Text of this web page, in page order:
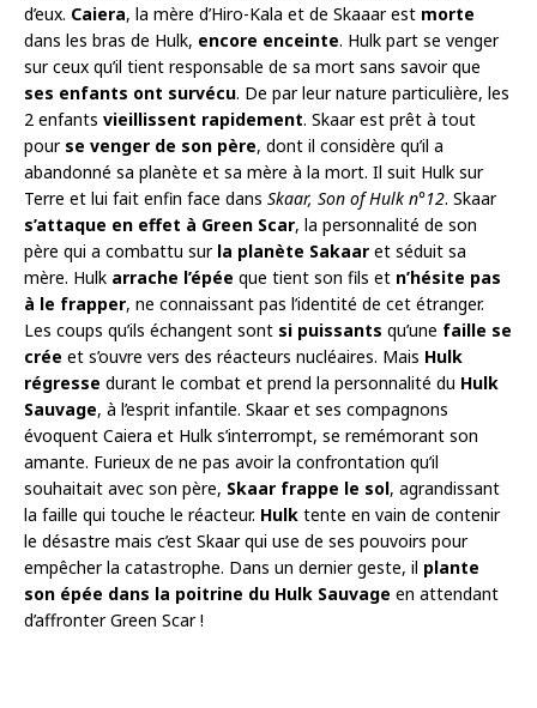
d’eux. Caiera, la mère d’Hiro-Kala et de Skaaar est morte
dans les bras de Hulk, encore enceinte. Hulk part se venger
sur ceux qu’il tient responsable de sa mort sans savoir que
ses enfants ont survécu. De par leur nature particulière, les
2 enfants vieillissent rapidement. Skaar est prêt à tout
pour se venger de son père, dont il considère qu’il a
abandonné sa planète et sa mère à la mort. Il suit Hulk sur
Terre et lui fait enfin face dans Skaar, Son of Hulk n°12. Skaar
s’attaque en effet à Green Scar, la personnalité de son
père qui a combattu sur la planète Sakaar et séduit sa
mère. Hulk arrache l’épée que tient son fils et n’hésite pas
à le frapper, ne connaissant pas l’identité de cet étranger.
Les coups qu’ils échangent sont si puissants qu’une faille se
crée et s’ouvre vers des réacteurs nucléaires. Mais Hulk
régresse durant le combat et prend la personnalité du Hulk
Sauvage, à l’esprit infantile. Skaar et ses compagnons
évoquent Caiera et Hulk s’interrompt, se remémorant son
amante. Furieux de ne pas avoir la confrontation qu’il
souhaitait avec son père, Skaar frappe le sol, agrandissant
la faille qui touche le réacteur. Hulk tente en vain de contenir
le désastre mais c’est Skaar qui use de ses pouvoirs pour
empêcher la catastrophe. Dans un dernier geste, il plante
son épée dans la poitrine du Hulk Sauvage en attendant
d’affronter Green Scar !